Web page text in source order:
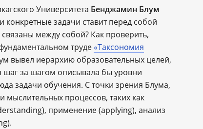
Университета Бенджамин Блум
задачи ставит перед собой
связаны между собой? Как проверить,
труде «Таксономия
вывел иерархию образовательных целей,
шаг за шагом описывала бы уровни
задачи обучения. С точки зрения Блума,
мыслительных процессов, таких как
применение (applying), анализ